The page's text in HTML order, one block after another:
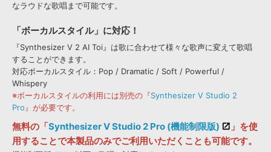
なラウドな歌唱まで可能です。
「ボーカルスタイル」に対応！
『Synthesizer V 2 AI Toi』は歌に合わせて様々な歌声に変えて歌唱
することができます。
対応ボーカルスタイル：Pop / Dramatic / Soft / Powerful /
Whispery
※ボーカルスタイルの利用には別売の『Synthesizer V Studio 2
Pro 』が必要です。
無料の「Synthesizer V Studio 2 Pro (機能制限版)
」を使
用することで本製品のみでご利用いただくことも可能です。